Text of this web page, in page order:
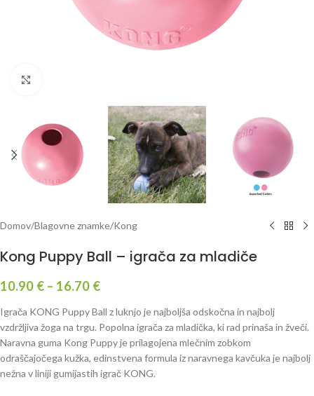
Domov/Blagovne znamke/Kong
Kong Puppy Ball – igrača za mladiče
10.90 € – 16.70 €
Igrača KONG Puppy Ball z luknjo je najboljša odskočna in najbolj
vzdržljiva žoga na trgu. Popolna igrača za mladička, ki rad prinaša in žveči.
Naravna guma Kong Puppy je prilagojena mlečnim zobkom
odraščajočega kužka, edinstvena formula iz naravnega kavčuka je najbolj
nežna v liniji gumijastih igrač KONG.